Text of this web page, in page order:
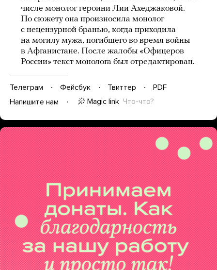
числе монолог героини Лии Ахеджаковой.
По сюжету она произносила монолог
с нецензурной бранью, когда приходила
на могилу мужа, погибшего во время войны
в Афганистане. После жалобы «Офицеров
России» текст монолога был отредактирован.
Телеграм Фейсбук Твиттер
PDF
Напишите нам
Magic link Что-что?